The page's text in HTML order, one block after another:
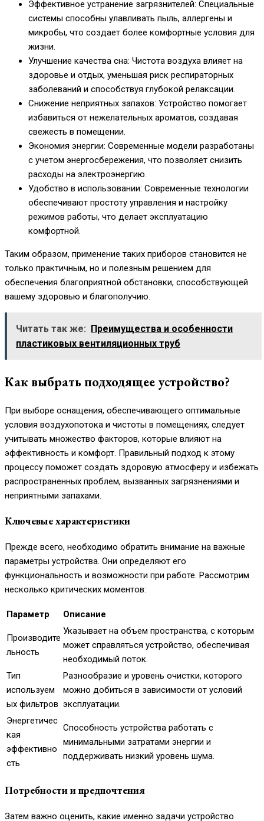
Эффективное устранение загрязнителей: Специальные
системы способны улавливать пыль, аллергены и
микробы, что создает более комфортные условия для
жизни.
Улучшение качества сна: Чистота воздуха влияет на
здоровье и отдых, уменьшая риск респираторных
заболеваний и способствуя глубокой релаксации.
Снижение неприятных запахов: Устройство помогает
избавиться от нежелательных ароматов, создавая
свежесть в помещении.
Экономия энергии: Современные модели разработаны
с учетом энергосбережения, что позволяет снизить
расходы на электроэнергию.
Удобство в использовании: Современные технологии
обеспечивают простоту управления и настройку
режимов работы, что делает эксплуатацию
комфортной.
Таким образом, применение таких приборов становится не
только практичным, но и полезным решением для
обеспечения благоприятной обстановки, способствующей
вашему здоровью и благополучию.
Читать так же:
Преимущества и особенности
пластиковых вентиляционных труб
Как выбрать подходящее устройство?
При выборе оснащения, обеспечивающего оптимальные
условия воздухопотока и чистоты в помещениях, следует
учитывать множество факторов, которые влияют на
эффективность и комфорт. Правильный подход к этому
процессу поможет создать здоровую атмосферу и избежать
распространенных проблем, вызванных загрязнениями и
неприятными запахами.
Ключевые характеристики
Прежде всего, необходимо обратить внимание на важные
параметры устройства. Они определяют его
функциональность и возможности при работе. Рассмотрим
несколько критических моментов:
Параметр Описание
Производите
льность
Указывает на объем пространства, с которым
может справляться устройство, обеспечивая
необходимый поток.
Тип
используем
ых фильтров
Разнообразие и уровень очистки, которого
можно добиться в зависимости от условий
эксплуатации.
Энергетичес
кая
эффективно
сть
Способность устройства работать с
минимальными затратами энергии и
поддерживать низкий уровень шума.
Потребности и предпочтения
Затем важно оценить, какие именно задачи устройство